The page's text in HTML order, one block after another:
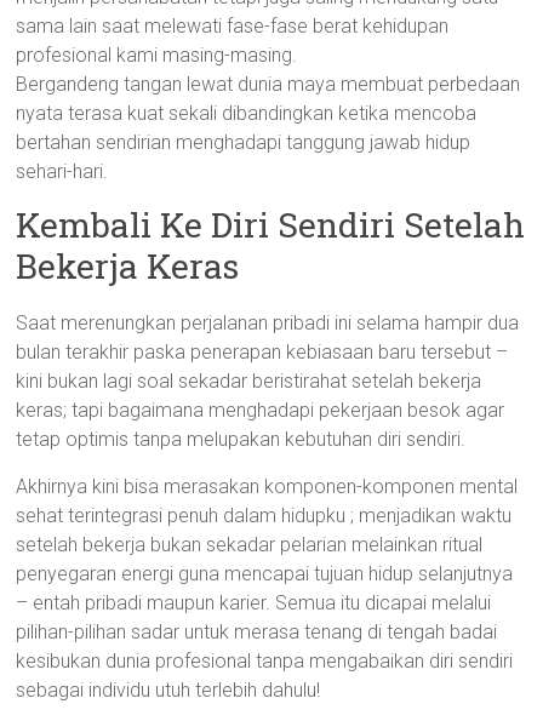
sama lain saat melewati fase-fase berat kehidupan
profesional kami masing-masing.
Bergandeng tangan lewat dunia maya membuat perbedaan
nyata terasa kuat sekali dibandingkan ketika mencoba
bertahan sendirian menghadapi tanggung jawab hidup
sehari-hari.
Kembali Ke Diri Sendiri Setelah
Bekerja Keras
Saat merenungkan perjalanan pribadi ini selama hampir dua
bulan terakhir paska penerapan kebiasaan baru tersebut –
kini bukan lagi soal sekadar beristirahat setelah bekerja
keras; tapi bagaimana menghadapi pekerjaan besok agar
tetap optimis tanpa melupakan kebutuhan diri sendiri.
Akhirnya kini bisa merasakan komponen-komponen mental
sehat terintegrasi penuh dalam hidupku ; menjadikan waktu
setelah bekerja bukan sekadar pelarian melainkan ritual
penyegaran energi guna mencapai tujuan hidup selanjutnya
– entah pribadi maupun karier. Semua itu dicapai melalui
pilihan-pilihan sadar untuk merasa tenang di tengah badai
kesibukan dunia profesional tanpa mengabaikan diri sendiri
sebagai individu utuh terlebih dahulu!